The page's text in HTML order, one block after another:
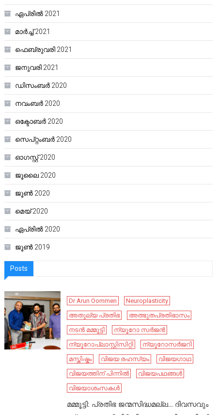
ഏപ്രിൽ 2021
മാർച്ച്‌ 2021
ഫെബ്രുവരി 2021
ജനുവരി 2021
ഡിസംബർ 2020
നവംബർ 2020
ഒക്ടോബർ 2020
സെപ്റ്റംബർ 2020
ഓഗസ്റ്റ്‌ 2020
ജൂലൈ 2020
ജൂൺ 2020
മെയ്‌ 2020
ഏപ്രിൽ 2020
ജൂൺ 2019
Posts
Dr Arun Oommen
Neuroplasticity
അതുല്യ പ്രതിഭ
അത്ഭുതപ്രതിഭാസം
നടൻ മമ്മൂട്ടി
ന്യൂറോ സർജൻ
ന്യൂറോപ്ലാസ്റ്റിസിറ്റി
ന്യൂറോസർജറി
മസ്തിഷ്കം
വിജയ രഹസ്യം
വിജയഗാഥ
വിജയത്തിന് പിന്നിൽ
വിജയപഥങ്ങൾ
വിജയാശംസകൾ
മമ്മൂട്ടി: പ്രതിഭ ജന്മസിദ്ധമല്ല… ദിവസവും